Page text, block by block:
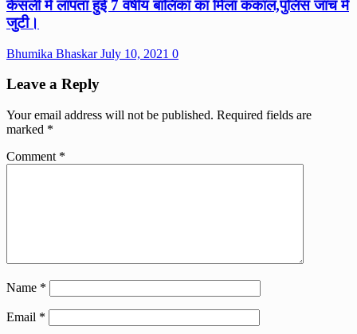
केसली में लापता हुई 7 वर्षीय बालिका का मिला कंकाल,पुलिस जांच में
जुटी।
Bhumika BhaskarJuly 10, 2021 0
Leave a Reply
Your email address will not be published. Required fields are
marked *
Comment *
Name *
Email *